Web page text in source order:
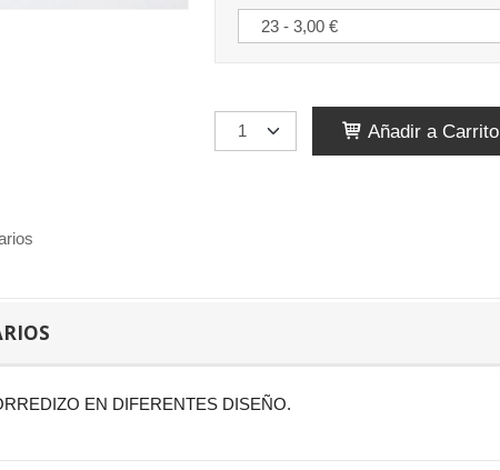
Añadir a Carrito
EN DIFERENTES DISEÑO.